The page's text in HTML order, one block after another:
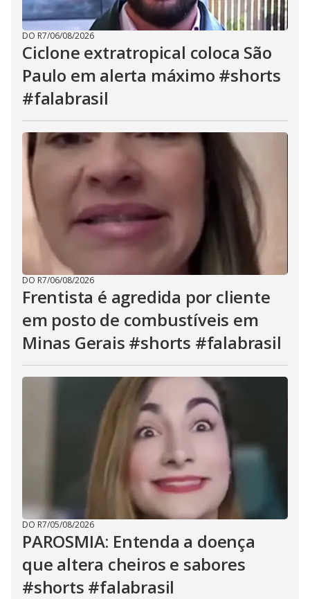
DO R7/06/08/2026
Ciclone extratropical coloca São
Paulo em alerta máximo #shorts
#falabrasil
DO R7/06/08/2026
Frentista é agredida por cliente
em posto de combustíveis em
Minas Gerais #shorts #falabrasil
DO R7/05/08/2026
PAROSMIA: Entenda a doença
que altera cheiros e sabores
#shorts #falabrasil